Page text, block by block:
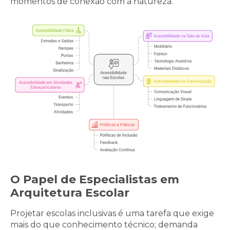
O Papel de Especialistas em
Arquitetura Escolar
Projetar escolas inclusivas é uma tarefa que exige
mais do que conhecimento técnico; demanda